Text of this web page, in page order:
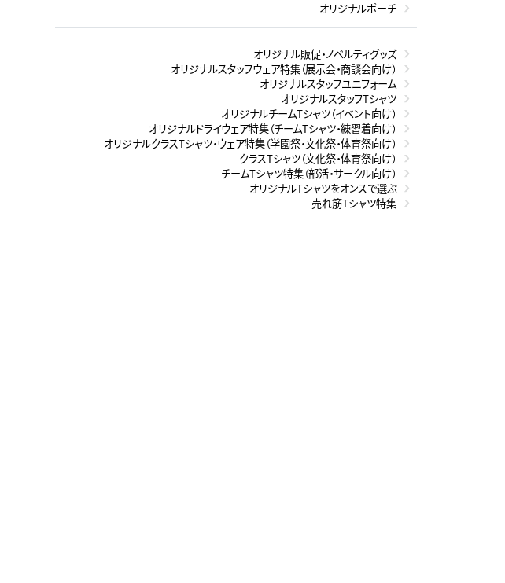
オリジナルポーチ
オリジナル販促・ノベルティグッズ
オリジナルスタッフウェア特集（展示会・商談会向け）
オリジナルスタッフユニフォーム
オリジナルスタッフTシャツ
オリジナルチームTシャツ（イベント向け）
オリジナルドライウェア特集（チームTシャツ・練習着向け）
オリジナルクラスTシャツ・ウェア特集（学園祭・文化祭・体育祭向け）
クラスTシャツ（文化祭・体育祭向け）
チームTシャツ特集（部活・サークル向け）
オリジナルTシャツをオンスで選ぶ
売れ筋Tシャツ特集